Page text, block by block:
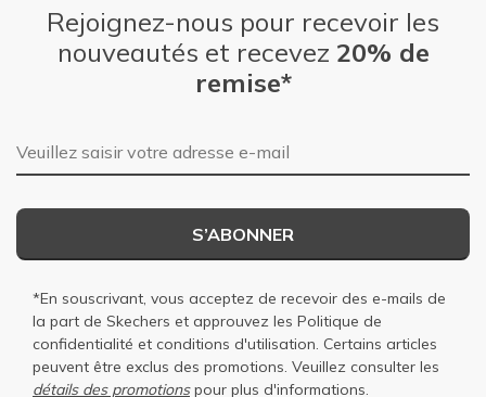
Rejoignez-nous pour recevoir les
nouveautés et recevez 20% de
remise*
Adresse e-mail
S’ABONNER
*En souscrivant, vous acceptez de recevoir des e-mails de
la part de Skechers et approuvez les Politique de
confidentialité et conditions d'utilisation. Certains articles
peuvent être exclus des promotions. Veuillez consulter les
détails des promotionspour plus d'informations.